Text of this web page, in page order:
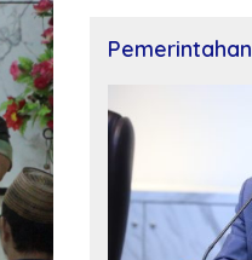
Pemerintahan